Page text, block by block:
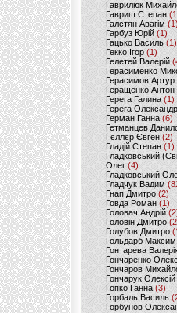
Гаврилюк
Гавриш Степан
Галстян Авагім (1)
Гарбуз Юрій (1)
Гацько Василь (1)
Гекко Ігор(1)
Гелетей Валерій
Герасименко
Герасимов Артур
Геращенко Антон
Герега Галина (1)
Герега Олександр
Герман Ганна (6)
Гетманцев
Гєллєр Євген (2)
Гладій Степан(1)
Гладковський
Олег (4)
Гладковський
Гладчук Вадим
Гнап Дмитро (2)
Говда Роман(1)
Головач Андрій
Головін Дмитро
Голубов Дмитро
Гольдарб Максим
Гонтарева
Гончаренко
Гончаров
Гончарук Олексій
Гопко Ганна (3)
Горбаль Василь
Горбунов